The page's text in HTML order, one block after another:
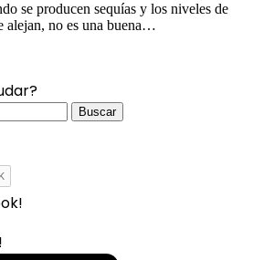
se producen sequías y los niveles de
alejan, no es una buena…